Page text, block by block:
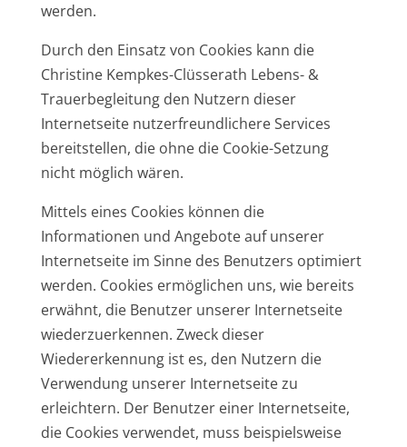
werden.
Durch den Einsatz von Cookies kann die
Christine Kempkes-Clüsserath Lebens- &
Trauerbegleitung den Nutzern dieser
Internetseite nutzerfreundlichere Services
bereitstellen, die ohne die Cookie-Setzung
nicht möglich wären.
Mittels eines Cookies können die
Informationen und Angebote auf unserer
Internetseite im Sinne des Benutzers optimiert
werden. Cookies ermöglichen uns, wie bereits
erwähnt, die Benutzer unserer Internetseite
wiederzuerkennen. Zweck dieser
Wiedererkennung ist es, den Nutzern die
Verwendung unserer Internetseite zu
erleichtern. Der Benutzer einer Internetseite,
die Cookies verwendet, muss beispielsweise